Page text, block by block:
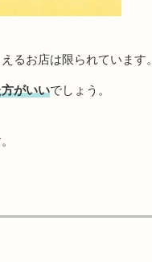
るお店は限られています。
がいいでしょう。